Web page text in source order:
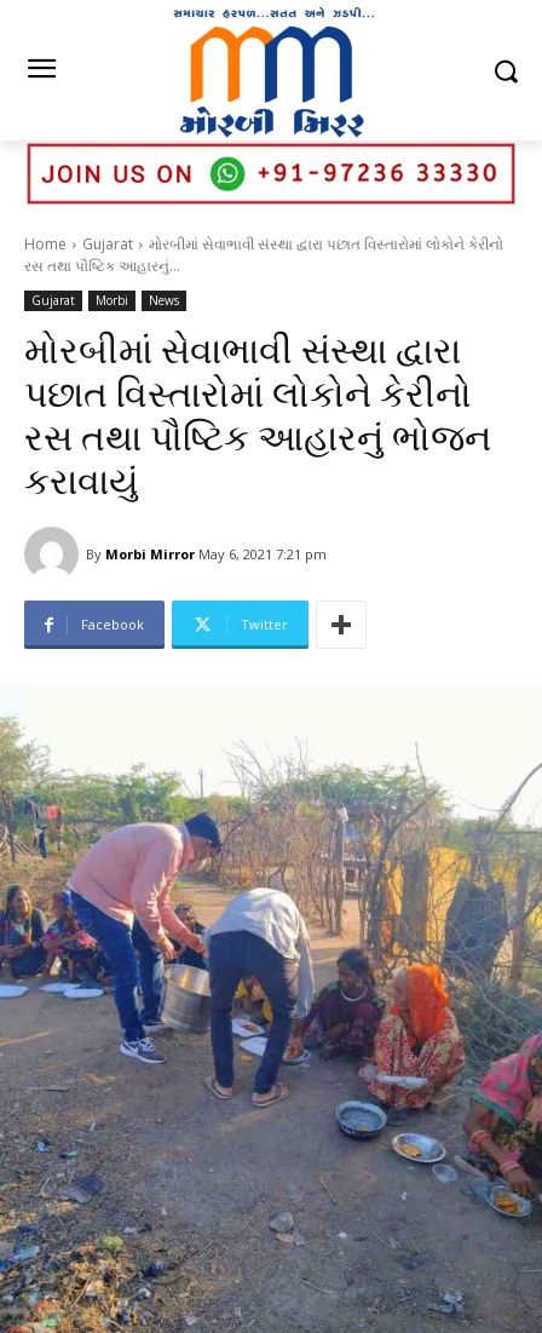
Home Gujarat
મોરબીમાં સેવાભાવી સંસ્થા દ્વારા પછાત વિસ્તારોમાં લોકોને કેરીનો
રસ તથા પૌષ્ટિક આહારનું...
Gujarat Morbi News
મોરબીમાં સેવાભાવી સંસ્થા દ્વારા
પછાત વિસ્તારોમાં લોકોને કેરીનો
રસ તથા પૌષ્ટિક આહારનું ભોજન
કરાવાયું
By Morbi Mirror May 6, 2021 7:21 pm
Facebook Twitter